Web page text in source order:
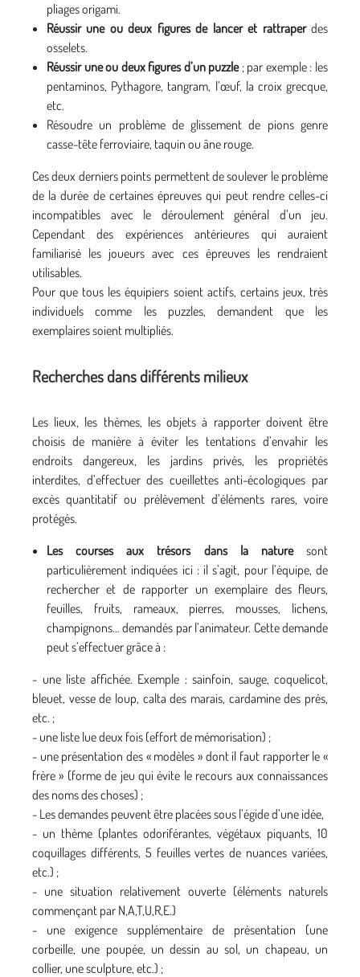
pliages origami.
Réussir une ou deux figures de lancer et rattraperdes
osselets.
Réussir une ou deux figures d’un puzzle; par exemple : les
pentaminos, Pythagore, tangram, l’œuf, la croix grecque,
etc.
Résoudre un problème de glissement de pions genre
casse-tête ferroviaire, taquin ou âne rouge.
Ces deux derniers points permettent de soulever le problème
de la durée de certaines épreuves qui peut rendre celles-ci
incompatibles avec le déroulement général d’un jeu.
Cependant des expériences antérieures qui auraient
familiarisé les joueurs avec ces épreuves les rendraient
utilisables.
Pour que tous les équipiers soient actifs, certains jeux, très
individuels comme les puzzles, demandent que les
exemplaires soient multipliés.
Recherches dans différents milieux
Les lieux, les thèmes, les objets à rapporter doivent être
choisis de manière à éviter les tentations d’envahir les
endroits dangereux, les jardins privés, les propriétés
interdites, d’effectuer des cueillettes anti-écologiques par
excès quantitatif ou prélèvement d’éléments rares, voire
protégés.
Les courses aux trésors dans la naturesont
particulièrement indiquées ici : il s’agit, pour l’équipe, de
rechercher et de rapporter un exemplaire des fleurs,
feuilles, fruits, rameaux, pierres, mousses, lichens,
champignons… demandés par l’animateur. Cette demande
peut s’effectuer grâce à :
- une liste affichée. Exemple : sainfoin, sauge, coquelicot,
bleuet, vesse de loup, calta des marais, cardamine des prés,
etc. ;
- une liste lue deux fois (effort de mémorisation) ;
- une présentation des « modèles » dont il faut rapporter le «
frère » (forme de jeu qui évite le recours aux connaissances
des noms des choses) ;
- Les demandes peuvent être placées sous l’égide d’une idée,
- un thème (plantes odoriférantes, végétaux piquants, 10
coquillages différents, 5 feuilles vertes de nuances variées,
etc.) ;
- une situation relativement ouverte (éléments naturels
commençant par N,A,T,U,R,E.)
- une exigence supplémentaire de présentation (une
corbeille, une poupée, un dessin au sol, un chapeau, un
collier, une sculpture, etc.) ;